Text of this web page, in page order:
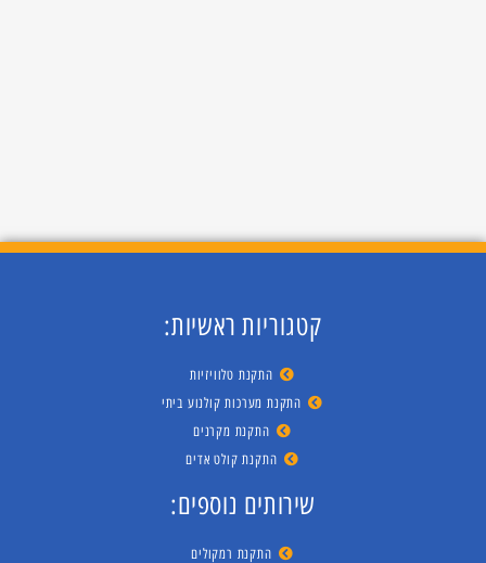
קטגוריות ראשיות:
התקנת טלוויזיות
התקנת מערכות קולנוע ביתי
התקנת מקרנים
התקנת קולט אדים
שירותים נוספים:
התקנת רמקולים